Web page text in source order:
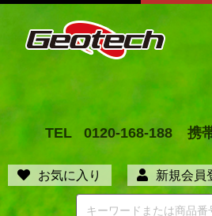
TEL 0120-168-188 携
お気に入り 新規会員